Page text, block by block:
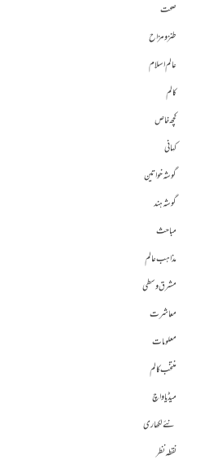
صحت
طنز و مزاح
عالم اسلام
کالم
کچھ خاص
کہانی
گوشہ خواتین
گوشہ ہند
مباحث
مذاہب عالم
مشرق وسطی
معاشرت
معلومات
منتخب کالم
میڈیا واچ
نئے لکھاری
نقطہ نظر